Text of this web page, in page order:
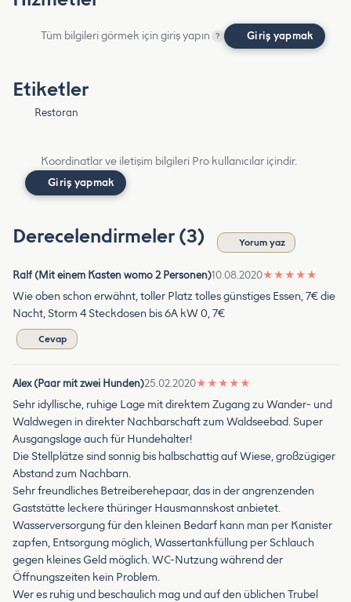
Tüm bilgileri görmek için giriş yapın ? Giriş yapmak
Etiketler
Restoran
Koordinatlar ve iletişim bilgileri Pro kullanıcılar içindir.
Giriş yapmak
Derecelendirmeler (3) Yorum yaz
Ralf (Mit einem Kasten womo 2 Personen)10.08.2020★ ★ ★ ★ ★
Wie oben schon erwähnt, toller Platz tolles günstiges Essen, 7€ die
Nacht, Storm 4 Steckdosen bis 6A kW 0, 7€
Cevap
Alex (Paar mit zwei Hunden)25.02.2020★ ★ ★ ★ ★
Sehr idyllische, ruhige Lage mit direktem Zugang zu Wander- und
Waldwegen in direkter Nachbarschaft zum Waldseebad. Super
Ausgangslage auch für Hundehalter!
Die Stellplätze sind sonnig bis halbschattig auf Wiese, großzügiger
Abstand zum Nachbarn.
Sehr freundliches Betreiberehepaar, das in der angrenzenden
Gaststätte leckere thüringer Hausmannskost anbietet.
Wasserversorgung für den kleinen Bedarf kann man per Kanister
zapfen, Entsorgung möglich, Wassertankfüllung per Schlauch
gegen kleines Geld möglich. WC-Nutzung während der
Öffnungszeiten kein Problem.
Wer es ruhig und beschaulich mag und auf den üblichen Trubel